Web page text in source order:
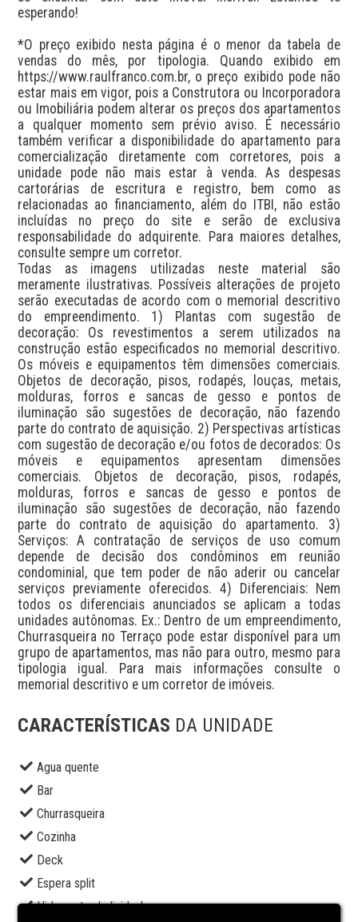
esperando!
*O preço exibido nesta página é o menor da tabela de
vendas do mês, por tipologia. Quando exibido em
https://www.raulfranco.com.br, o preço exibido pode não
estar mais em vigor, pois a Construtora ou Incorporadora
ou Imobiliária podem alterar os preços dos apartamentos
a qualquer momento sem prévio aviso. É necessário
também verificar a disponibilidade do apartamento para
comercialização diretamente com corretores, pois a
unidade pode não mais estar à venda. As despesas
cartorárias de escritura e registro, bem como as
relacionadas ao financiamento, além do ITBI, não estão
incluídas no preço do site e serão de exclusiva
responsabilidade do adquirente. Para maiores detalhes,
consulte sempre um corretor.
Todas as imagens utilizadas neste material são
meramente ilustrativas. Possíveis alterações de projeto
serão executadas de acordo com o memorial descritivo
do empreendimento. 1) Plantas com sugestão de
decoração: Os revestimentos a serem utilizados na
construção estão especificados no memorial descritivo.
Os móveis e equipamentos têm dimensões comerciais.
Objetos de decoração, pisos, rodapés, louças, metais,
molduras, forros e sancas de gesso e pontos de
iluminação são sugestões de decoração, não fazendo
parte do contrato de aquisição. 2) Perspectivas artísticas
com sugestão de decoração e/ou fotos de decorados: Os
móveis e equipamentos apresentam dimensões
comerciais. Objetos de decoração, pisos, rodapés,
molduras, forros e sancas de gesso e pontos de
iluminação são sugestões de decoração, não fazendo
parte do contrato de aquisição do apartamento. 3)
Serviços: A contratação de serviços de uso comum
depende de decisão dos condôminos em reunião
condominial, que tem poder de não aderir ou cancelar
serviços previamente oferecidos. 4) Diferenciais: Nem
todos os diferenciais anunciados se aplicam a todas
unidades autônomas. Ex.: Dentro de um empreendimento,
Churrasqueira no Terraço pode estar disponível para um
grupo de apartamentos, mas não para outro, mesmo para
tipologia igual. Para mais informações consulte o
memorial descritivo e um corretor de imóveis.
CARACTERÍSTICAS DA UNIDADE
Agua quente
Bar
Churrasqueira
Cozinha
Deck
Espera split
Hidrometro Individual